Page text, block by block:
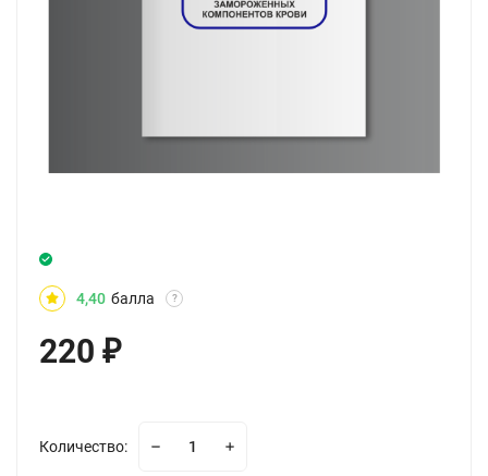
4,40 балла ?
220 ₽
Количество: